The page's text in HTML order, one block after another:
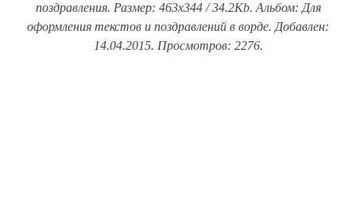
поздравления. Размер: 463x344 / 34.2Kb. Альбом: Для
оформления текстов и поздравлений в ворде. Добавлен:
14.04.2015. Просмотров: 2276.